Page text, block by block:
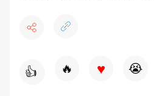
👍 🔥 ♥ 😭